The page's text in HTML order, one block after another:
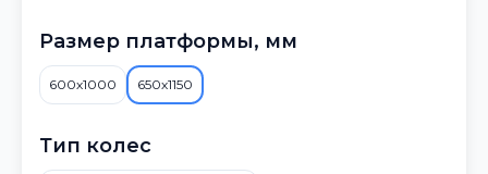
Размер платформы, мм
600х1000 650х1150
Тип колес